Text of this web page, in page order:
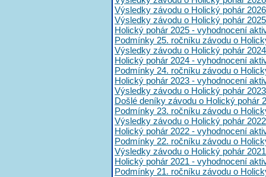
Výsledky závodu o Holický pohár 2026
Výsledky závodu o Holický pohár 2025
Holický pohár 2025 - vyhodnocení
Podmínky 25. ročníku závodu o
Výsledky závodu o Holický pohár 2024
Holický pohár 2024 - vyhodnocení
Podmínky 24. ročníku závodu o
Holický pohár 2023 - vyhodnocení
Výsledky závodu o Holický pohár 2023
Došlé deníky závodu o Holický pohár
Podmínky 23. ročníku závodu o
Výsledky závodu o Holický pohár 2022
Holický pohár 2022 - vyhodnocení
Podmínky 22. ročníku závodu o
Výsledky závodu o Holický pohár 2021
Holický pohár 2021 - vyhodnocení
Podmínky 21. ročníku závodu o